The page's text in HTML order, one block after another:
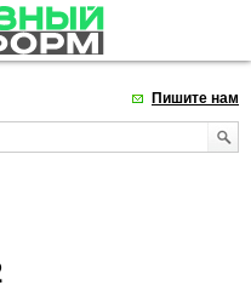
Пишите нам